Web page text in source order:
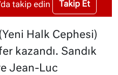
takip edin Takip Et
Halk Cephesi)
kazandı. Sandık
Jean-Luc